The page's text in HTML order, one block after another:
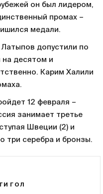
он был лидером,
промах –
медали.
допустили по
на десятом и
Карим Халили
12 февраля –
занимает третье
Швеции (2) и
три серебра и бронзы.
ГОЛ